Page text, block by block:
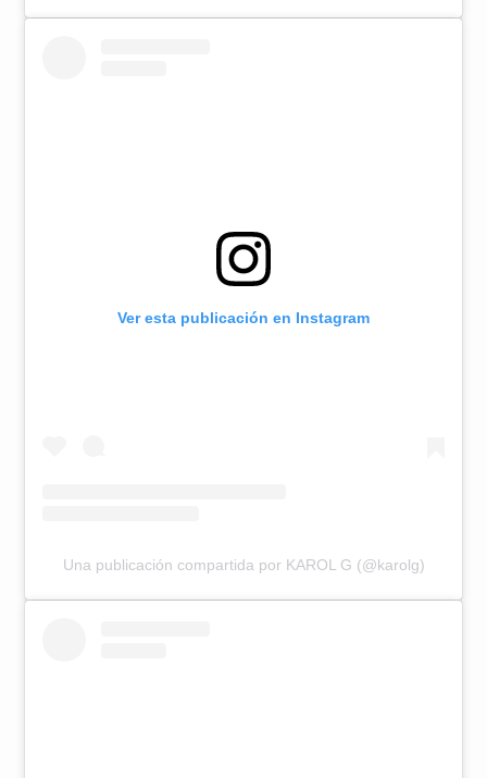
Ver esta publicación en Instagram
Una publicación compartida por KAROL G (@karolg)